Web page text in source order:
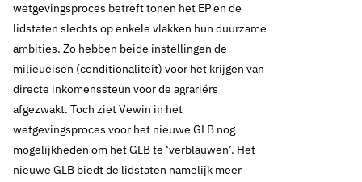
wetgevingsproces betreft tonen het EP en de
lidstaten slechts op enkele vlakken hun duurzame
ambities. Zo hebben beide instellingen de
milieueisen (conditionaliteit) voor het krijgen van
directe inkomenssteun voor de agrariërs
afgezwakt. Toch ziet Vewin in het
wetgevingsproces voor het nieuwe GLB nog
mogelijkheden om het GLB te ‘verblauwen’. Het
nieuwe GLB biedt de lidstaten namelijk meer